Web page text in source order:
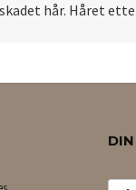
hår. Håret